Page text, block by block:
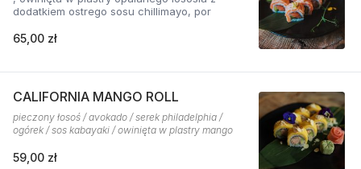
dodatkiem ostrego sosu chillimayo, por
65,00 zł
CALIFORNIA MANGO ROLL
pieczony łosoś / avokado / serek philadelphia /
ogórek / sos kabayaki / owinięta w plastry mango
59,00 zł